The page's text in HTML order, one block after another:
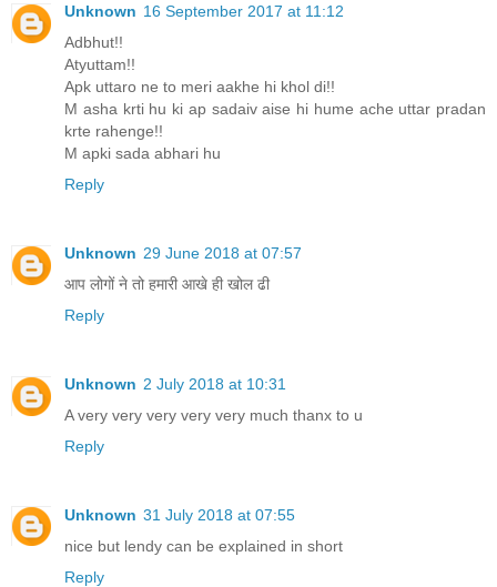
Unknown 16 September 2017 at 11:12
Adbhut!!
Atyuttam!!
Apk uttaro ne to meri aakhe hi khol di!!
M asha krti hu ki ap sadaiv aise hi hume ache uttar pradan
krte rahenge!!
M apki sada abhari hu
Reply
Unknown 29 June 2018 at 07:57
आप लोगों ने तो हमारी आखे ही खोल ढी
Reply
Unknown 2 July 2018 at 10:31
A very very very very very much thanx to u
Reply
Unknown 31 July 2018 at 07:55
nice but lendy can be explained in short
Reply